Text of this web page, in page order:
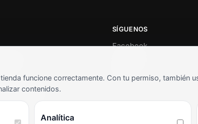
condiciones
SÍGUENOS
Facebook
funcione correctamente. Con tu permiso, también
contenidos.
Analítica